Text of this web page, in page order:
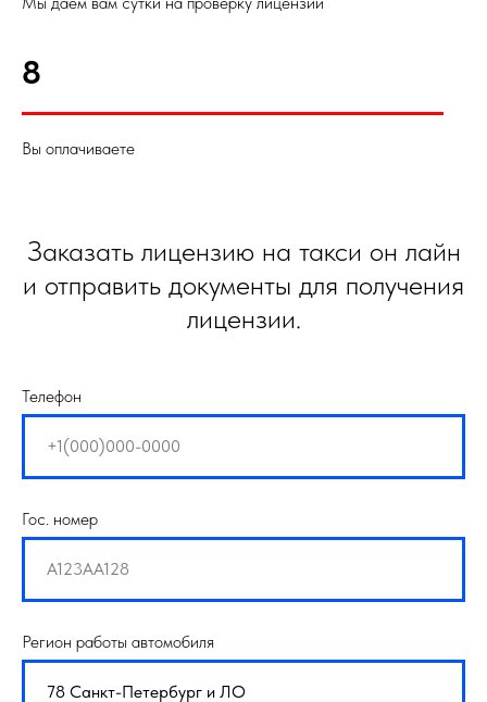
8
Вы оплачиваете
Заказать лицензию на такси он лайн
и отправить документы для получения
лицензии.
Телефон
Гос. номер
Регион работы автомобиля